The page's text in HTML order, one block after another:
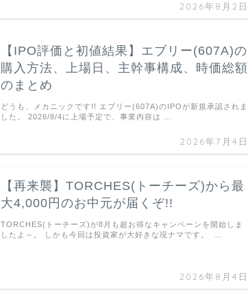
2026年8月2日
【IPO評価と初値結果】エブリー(607A)の
購入方法、上場日、主幹事構成、時価総額
のまとめ
2026年7月4日
どうも、メカニックです!! エブリー(607A)のIPOが新規承認されま
した。 2026/8/4に上場予定で、事業内容は …
【再来襲】TORCHES(トーチーズ)から最
大4,000円のお中元が届くぞ!!
2026年8月4日
TORCHES(トーチーズ)が8月も超お得なキャンペーンを開始しま
したよ～。 しかも今回は投資家が大好きな現ナマです。 …